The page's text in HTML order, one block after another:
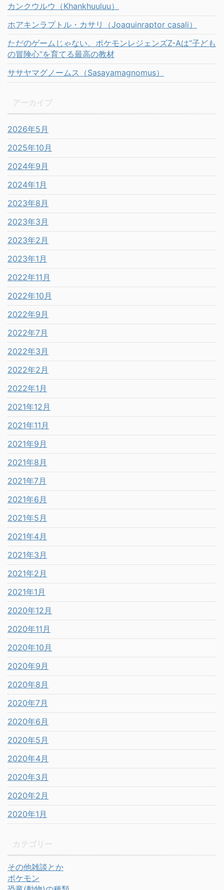
カンクウルウ（Khankhuuluu）
ホアキンラプトル・カサリ（Joaquinraptor casali）
ただのゲームじゃない。ポケモンレジェンズZ-Aは“子ども
の冒険心”を育てる最高の教材
ササヤマグノームス（Sasayamagnomus）
2026年5月
2025年10月
2024年9月
2024年1月
2023年8月
2023年3月
2023年2月
2023年1月
2022年11月
2022年10月
2022年9月
2022年7月
2022年3月
2022年2月
2022年1月
2021年12月
2021年11月
2021年9月
2021年8月
2021年7月
2021年6月
2021年5月
2021年4月
2021年3月
2021年2月
2021年1月
2020年12月
2020年11月
2020年10月
2020年9月
2020年8月
2020年7月
2020年6月
2020年5月
2020年4月
2020年3月
2020年2月
2020年1月
その他雑談とか
ポケモン